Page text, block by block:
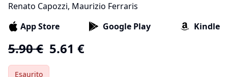
Renato Capozzi, Maurizio Ferraris
App Store
Google Play Kindle
5.90€ 5.61 €
Esaurito